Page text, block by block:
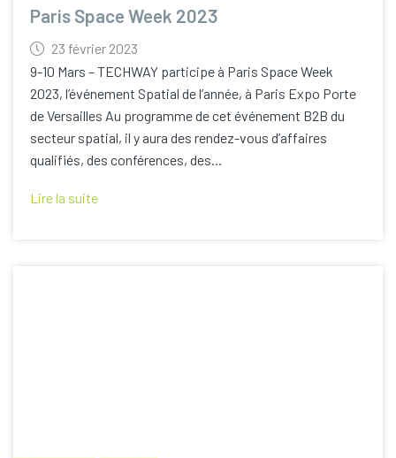
Paris Space Week 2023
23 février 2023
9-10 Mars – TECHWAY participe à Paris Space Week
2023, l’événement Spatial de l’année, à Paris Expo Porte
de Versailles Au programme de cet événement B2B du
secteur spatial, il y aura des rendez-vous d’affaires
qualifiés, des conférences, des...
Lire la suite